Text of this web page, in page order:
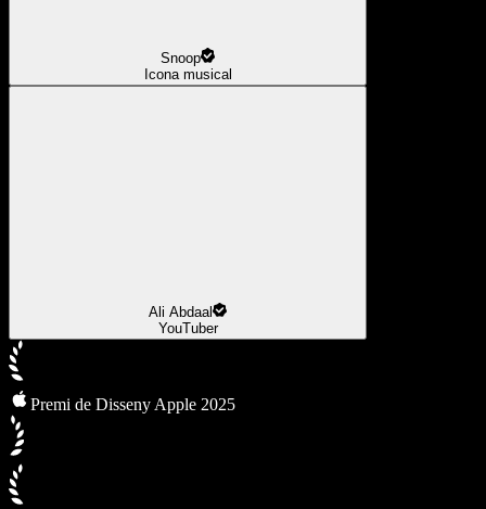
Snoop
Icona musical
Ali Abdaal
YouTuber
Premi de Disseny Apple 2025